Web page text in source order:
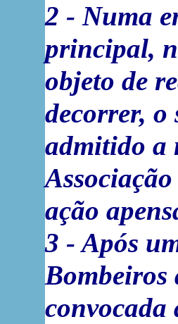
2 - Numa
principal,
objeto de
decorrer, o
admitido a
ação
3 - Após
Bombeiros
convocada